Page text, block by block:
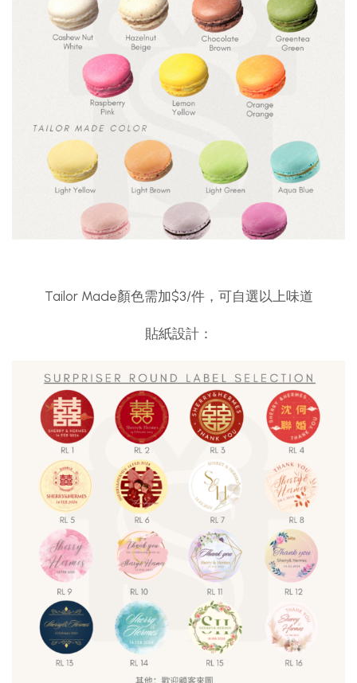
Tailor Made顏色需加$3/件，可自選以上味道
貼紙設計：